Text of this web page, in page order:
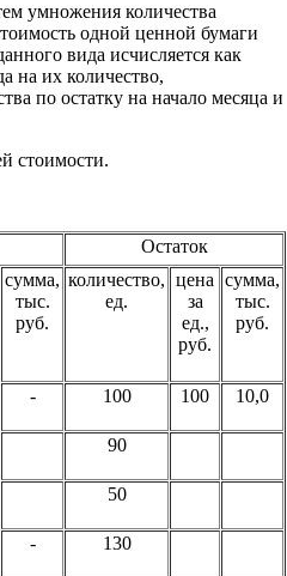
умножения количества
одной ценной бумаги
вида исчисляется как
на их количество,
по остатку на начало месяца и
стоимости.
Остаток
сумма,
тыс.
руб.
количество,
ед.
цена
за
ед.,
руб.
сумма,
тыс.
руб.
- 100 100 10,0
90
50
- 130